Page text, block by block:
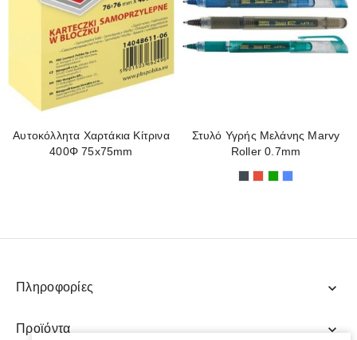
Αυτοκόλλητα Χαρτάκια Κίτρινα
400Φ 75x75mm
Στυλό Υγρής Μελάνης Marvy
Roller 0.7mm
Μαύρο
Κόκκινο
Πράσινο
Μπλε
Πληροφορίες expand_more
Προϊόντα expand_more